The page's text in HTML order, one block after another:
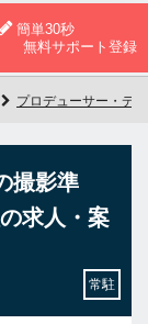
簡単30秒
無料サポート登録
プロデューサー・デ
撮影準
求人・案
常駐